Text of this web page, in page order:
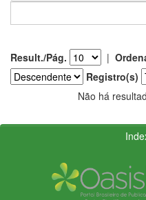
Result./Pág. |
Registro(s)
Não há